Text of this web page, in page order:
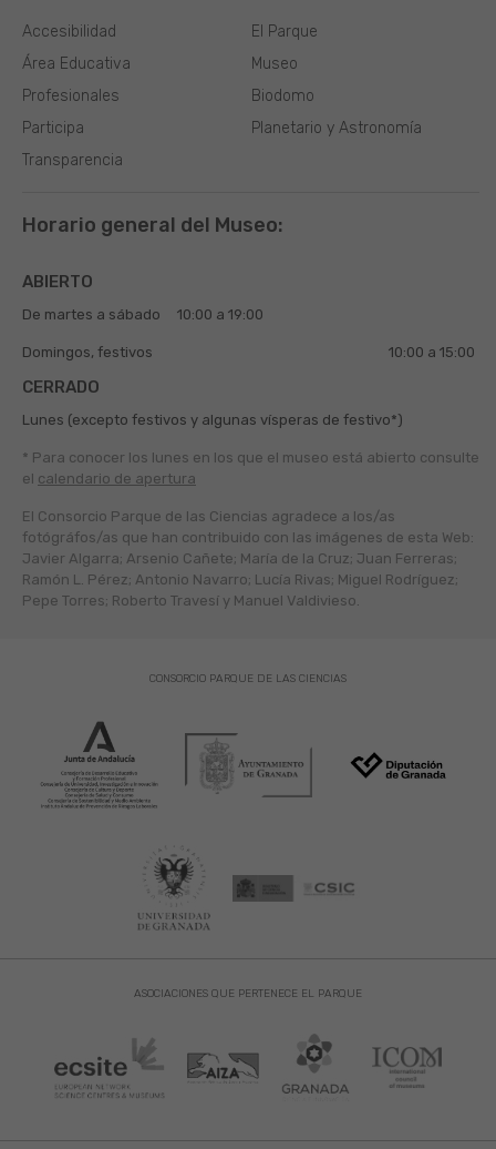
El Parque
Museo
Biodomo
Planetario y Astronomía
Área Educativa
Profesionales
Participa
Transparencia
Accesibilidad
Horario general del Museo:
ABIERTO
De martes a sábado 10:00 a 19:00
Domingos, festivos 10:00 a 15:00
CERRADO
Lunes (excepto festivos y algunas vísperas de festivo*)
* Para conocer los lunes en los que el museo está abierto consulte
el calendario de apertura
El Consorcio Parque de las Ciencias agradece a los/as
fotógráfos/as que han contribuido con las imágenes de esta Web:
Javier Algarra; Arsenio Cañete; María de la Cruz; Juan Ferreras;
Ramón L. Pérez; Antonio Navarro; Lucía Rivas; Miguel Rodríguez;
Pepe Torres; Roberto Travesí y Manuel Valdivieso.
ASOCIACIONES QUE PERTENECE EL PARQUE
CONSORCIO PARQUE DE LAS CIENCIAS